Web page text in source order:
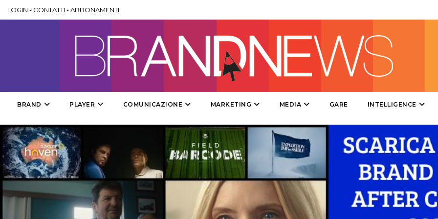
EVENTI
MOBILE
PROMOZIONI
PRODOTTI
PUNTI VENDITA
STRATEGIE
LOGIN - CONTATTI -ABBONAMENTI
BRAND PLAYER COMUNICAZIONE MARKETING MEDIA GARE INTELLIGENCE